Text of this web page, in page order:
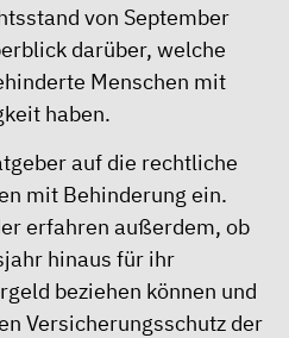
von September
darüber, welche
Menschen mit
haben.
auf die rechtliche
mit Behinderung ein.
erfahren außerdem, ob
hinaus für ihr
beziehen können und
Versicherungsschutz der